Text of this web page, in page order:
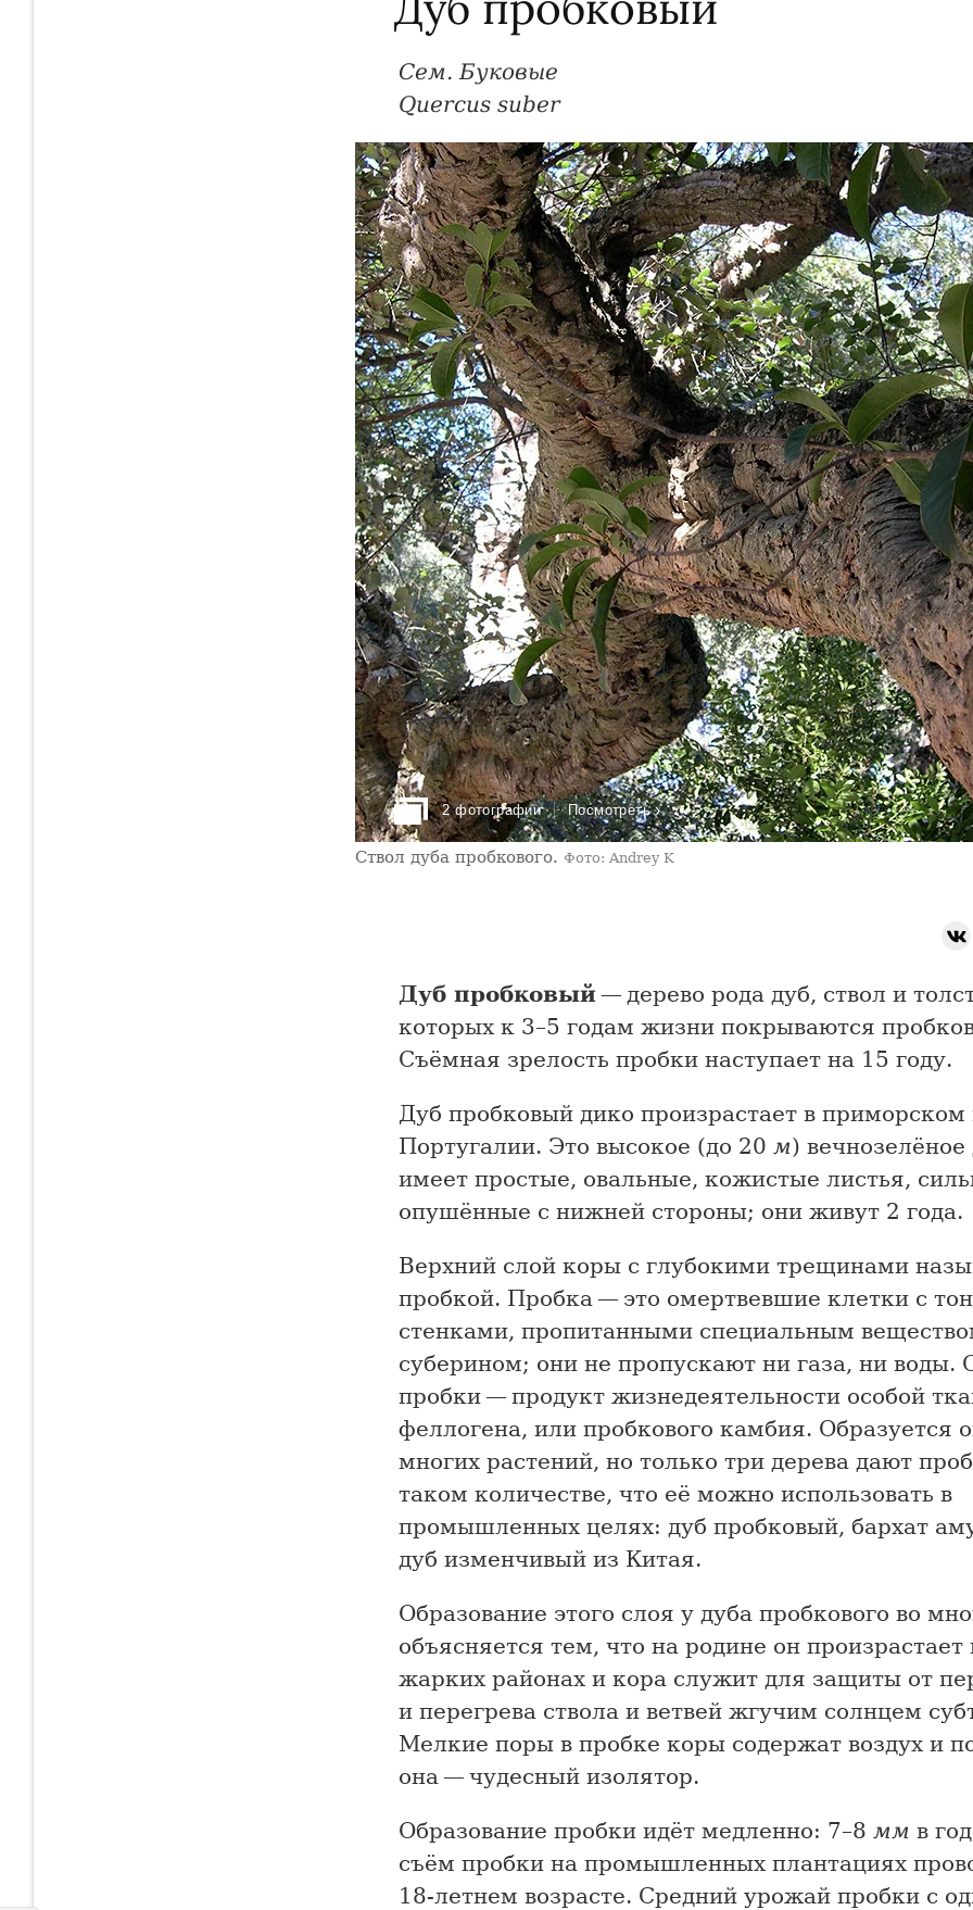
Сем. Буковые
Quercus suber
2 фотографии Посмотреть ›
Ствол дуба пробкового. Фото: Andrey K
Дуб пробковый— дерево рода дуб, ствол и
которых к 3–5 годам жизни покрываются
Съёмная зрелость пробки наступает на 15 году.
Дуб пробковый дико произрастает в приморском
Португалии. Это высокое (до 20 м) вечнозелёное
имеет простые, овальные, кожистые листья,
опушённые с нижней стороны; они живут 2 года.
Верхний слой коры с глубокими трещинами
пробкой. Пробка — это омертвевшие клетки с
стенками, пропитанными специальным
суберином; они не пропускают ни газа, ни воды.
пробки — продукт жизнедеятельности особой
феллогена, или пробкового камбия. Образуется
многих растений, но только три дерева дают
таком количестве, что её можно использовать в
промышленных целях: дуб пробковый, бархат
дуб изменчивый из Китая.
Образование этого слоя у дуба пробкового во
объясняется тем, что на родине он произрастает
жарких районах и кора служит для защиты от
и перегрева ствола и ветвей жгучим солнцем
Мелкие поры в пробке коры содержат воздух и
она — чудесный изолятор.
Образование пробки идёт медленно: 7–8 мм в
съём пробки на промышленных плантациях
18-летнем возрасте. Средний урожай пробки с